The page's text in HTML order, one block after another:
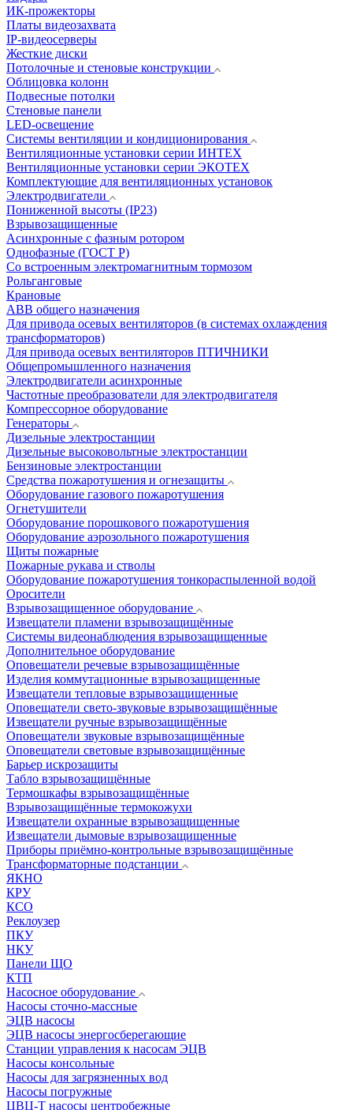
ИК-прожекторы
Платы видеозахвата
IP-видеосерверы
Жесткие диски
Потолочные и стеновые конструкции
Облицовка колонн
Подвесные потолки
Стеновые панели
LED-освещение
Системы вентиляции и кондиционирования
Вентиляционные установки серии ИНТЕХ
Вентиляционные установки серии ЭКОТЕХ
Комплектующие для вентиляционных установок
Электродвигатели
Пониженной высоты (IP23)
Взрывозащищенные
Асинхронные с фазным ротором
Однофазные (ГОСТ Р)
Со встроенным электромагнитным тормозом
Рольганговые
Крановые
АВВ общего назначения
Для привода осевых вентиляторов (в системах охлаждения
трансформаторов)
Для привода осевых вентиляторов ПТИЧНИКИ
Общепромышленного назначения
Электродвигатели асинхронные
Частотные преобразователи для электродвигателя
Компрессорное оборудование
Генераторы
Дизельные электростанции
Дизельные высоковольтные электростанции
Бензиновые электростанции
Средства пожаротушения и огнезащиты
Оборудование газового пожаротушения
Огнетушители
Оборудование порошкового пожаротушения
Оборудование аэрозольного пожаротушения
Щиты пожарные
Пожарные рукава и стволы
Оборудование пожаротушения тонкораспыленной водой
Оросители
Взрывозащищенное оборудование
Извещатели пламени взрывозащищённые
Системы видеонаблюдения взрывозащищенные
Дополнительное оборудование
Оповещатели речевые взрывозащищённые
Изделия коммутационные взрывозащищенные
Извещатели тепловые взрывозащищенные
Оповещатели свето-звуковые взрывозащищённые
Извещатели ручные взрывозащищённые
Оповещатели звуковые взрывозащищённые
Оповещатели световые взрывозащищённые
Барьер искрозащиты
Табло взрывозащищённые
Термошкафы взрывозащищённые
Взрывозащищённые термокожухи
Извещатели охранные взрывозащищенные
Извещатели дымовые взрывозащищенные
Приборы приёмно-контрольные взрывозащищённые
Трансформаторные подстанции
ЯКНО
КРУ
КСО
Реклоузер
ПКУ
НКУ
Панели ЩО
КТП
Насосное оборудование
Насосы сточно-массные
ЭЦВ насосы
ЭЦВ насосы энергосберегающие
Станции управления к насосам ЭЦВ
Насосы консольные
Насосы для загрязненных вод
Насосы погружные
ЦВЦ-Т насосы центробежные